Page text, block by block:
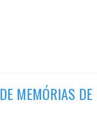
MEMÓRIAS